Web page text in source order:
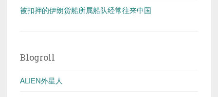
被扣押的伊朗货船所属船队经常往来中国
Blogroll
ALIEN外星人